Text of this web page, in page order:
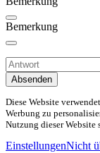
Bemerkung
Absenden
Diese Website
Werbung zu
Nutzung dieser Website
EinstellungenNicht